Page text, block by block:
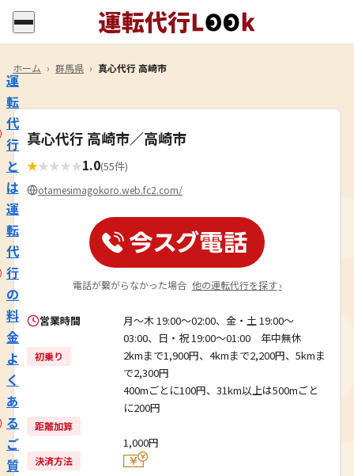
運
転
代
行
と
は
運
転
代
行
の
料
金
よ
く
あ
る
ご
質
ホーム › 群馬県 › 真心代行 高崎市
真心代行 高崎市／高崎市
★★★★★1.0(55件)
otamesimagokoro.web.fc2.com/
電話が繋がらなかった場合 他の運転代行を探す ›
営業時間
月～木 19:00〜02:00、金・土 19:00～
03:00、日・祝 19:00～01:00 年中無休
初乗り
2kmまで1,900円、4kmまで2,200円、5kmま
で2,300円
400mごとに100円、31km以上は500mごと
に200円
距離加算
1,000円
決済方法